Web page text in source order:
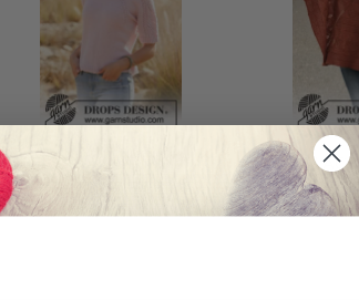
212-40 ABANDON DU
PRINTEMPS PAR DROPS
DESIGN
203-14
PAR DROPS